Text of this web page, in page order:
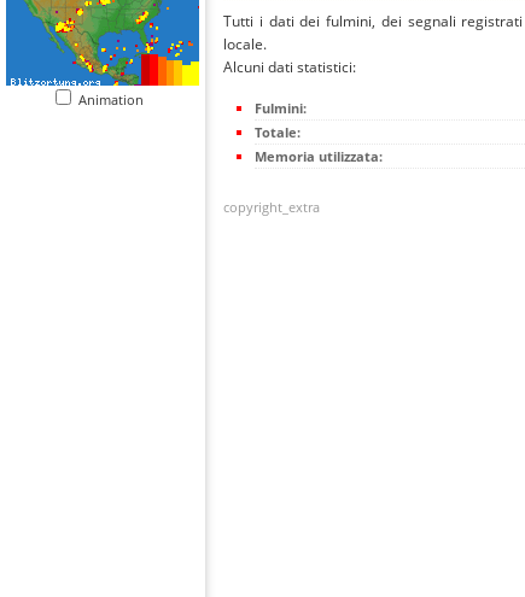
Animation
Tutti i dati dei fulmini, dei segnali
locale.
Alcuni dati statistici:
Fulmini:
Totale:
Memoria utilizzata:
copyright_extra